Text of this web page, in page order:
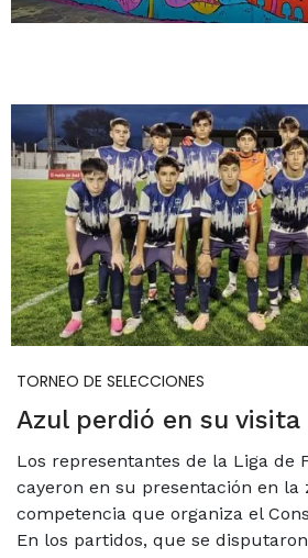
TORNEO DE SELECCIONES
Azul perdió en su visita
Los representantes de la Liga de
cayeron en su presentación en la
competencia que organiza el
En los partidos, que se